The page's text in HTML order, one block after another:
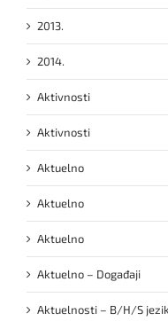
2013.
2014.
Aktivnosti
Aktivnosti
Aktuelno
Aktuelno
Aktuelno
Aktuelno – Događaji
Aktuelnosti – B/H/S